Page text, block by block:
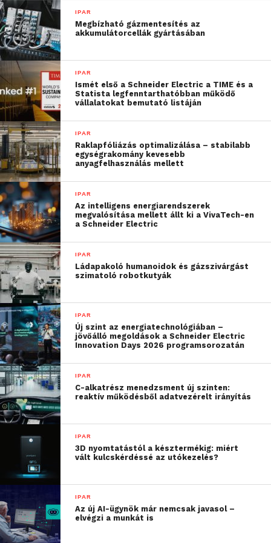
is érkezett hozzánk,
ugyanis kaptunk egy
második körös
befektetést a Solus
Capitaltól, aminek
segítségével a prodHost
egy Ipar 4.0-ás szenzoros
technológiával
kiegészítve komplex
megoldássá válik. Mindez
a felhasználóink számára
annyit jelent majd, hogy
nem csak a gyártási
területet
monitorozhatják, hanem
a gépeiket,
berendezéseiket is. A
különböző technológiai
adatokkal együtt pedig
hatékonyabb lehet a
gyártás, jobb minőségű az
áru, optimálisabb az
erőforrás-gazdálkodás” –
mondja
Együttesen lépnek be a
gyártó cégek piacára
IPAR
Megbízható gázmentesítés az
akkumulátorcellák gyártásában
IPAR
Ismét első a Schneider Electric a TIME és a
Statista legfenntarthatóbban működő
vállalatokat bemutató listáján
IPAR
Raklapfóliázás optimalizálása – stabilabb
egységrakomány kevesebb
anyagfelhasználás mellett
IPAR
Az intelligens energiarendszerek
megvalósítása mellett állt ki a VivaTech-en
a Schneider Electric
IPAR
Ládapakoló humanoidok és gázszivárgást
szimatoló robotkutyák
IPAR
Új szint az energiatechnológiában –
jövőálló megoldások a Schneider Electric
Innovation Days 2026 programsorozatán
IPAR
C-alkatrész menedzsment új szinten:
reaktív működésből adatvezérelt irányítás
IPAR
3D nyomtatástól a késztermékig: miért
vált kulcskérdéssé az utókezelés?
IPAR
Az új AI-ügynök már nemcsak javasol –
elvégzi a munkát is